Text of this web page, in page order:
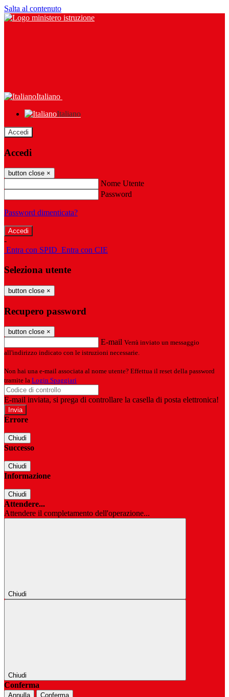
Salta al contenuto
Italiano
Italiano
Accedi
Accedi
button close ×
Nome Utente
Password
Password dimenticata?
-
Entra con SPID Entra con CIE
Seleziona utente
button close ×
Recupero password
button close ×
E-mail Verrà inviato un messaggio
all'indirizzo indicato con le istruzioni necessarie.
Non hai una e-mail associata al nome utente? Effettua il reset della password
tramite la Login Spaggiari
E-mail inviata, si prega di controllare la casella di posta elettronica!
Errore
Chiudi
Successo
Chiudi
Informazione
Chiudi
Attendere...
Attendere il completamento dell'operazione...
Chiudi
Chiudi
Conferma
Annulla Conferma